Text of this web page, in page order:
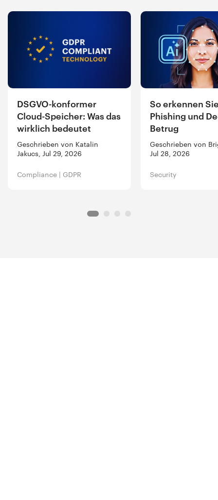
DSGVO-konformer
Cloud-Speicher: Was das
wirklich bedeutet
Geschrieben von Katalin
Jakucs, Jul 29, 2026
Compliance | GDPR
So erkennen
Phishing und
Betrug
Geschrieben von
Jul 28, 2026
Security